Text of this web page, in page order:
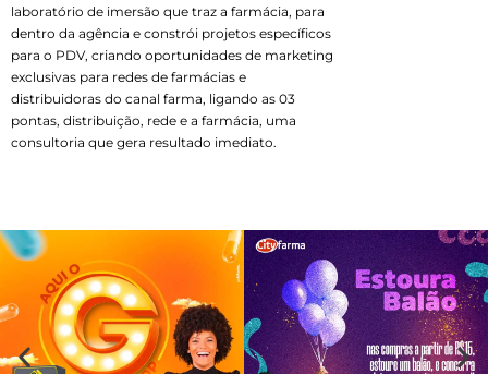
laboratório de imersão que traz a farmácia, para
dentro da agência e constrói projetos específicos
para o PDV, criando oportunidades de marketing
exclusivas para redes de farmácias e
distribuidoras do canal farma, ligando as 03
pontas, distribuição, rede e a farmácia, uma
consultoria que gera resultado imediato.